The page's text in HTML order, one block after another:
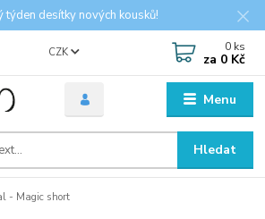
týden desítky nových kousků!
Menu
CZK
Hledat
0 ks
za 0 Kč
- Magic short